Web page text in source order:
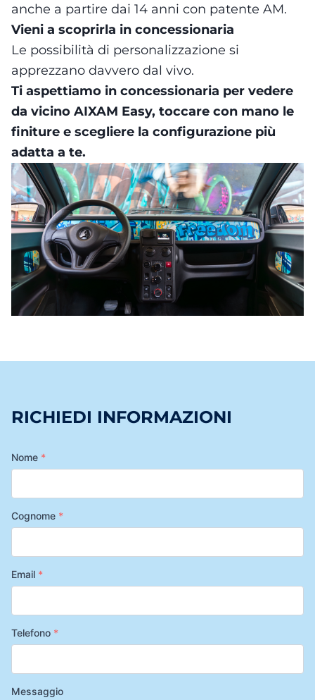
anche a partire dai 14 anni con patente AM.
Vieni a scoprirla in concessionaria
Le possibilità di personalizzazione si
apprezzano davvero dal vivo.
Ti aspettiamo in concessionaria per vedere
da vicino AIXAM Easy, toccare con mano le
finiture e scegliere la configurazione più
adatta a te.
RICHIEDI INFORMAZIONI
Nome *
Cognome *
Email *
Telefono *
Messaggio